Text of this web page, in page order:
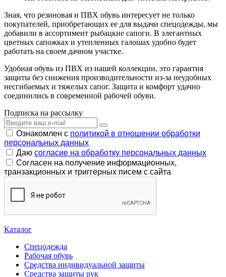
Зная, что резиновая и ПВХ обувь интересует не только
покупателей, приобретающих ее для выдачи спецодежды, мы
добавили в ассортимент рыбацкие сапоги. В элегантных
цветных сапожках и утепленных галошах удобно будет
работать на своем дачном участке.
Удобная обувь из ПВХ из нашей коллекции, это гарантия
защиты без снижения производительности из-за неудобных
несгибаемых и тяжелых сапог. Защита и комфорт удачно
соединились в современной рабочей обуви.
Подписка на рассылку
Ознакомлен с политикой в отношении обработки
персональных данных
Даю согласие на обработку персональных данных
Согласен на получение информационных,
транзакционных и триггерных писем с сайта
Каталог
Спецодежда
Рабочая обувь
Средства индивидуальной защиты
Средства защиты рук